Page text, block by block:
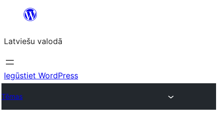
Pāriet
saturu
Latviešu valodā
Iegūstiet WordPress
Tēmas